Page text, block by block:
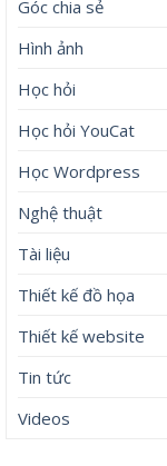
Góc chia sẻ
Hình ảnh
Học hỏi
Học hỏi YouCat
Học Wordpress
Nghệ thuật
Tài liệu
Thiết kế đồ họa
Thiết kế website
Tin tức
Videos